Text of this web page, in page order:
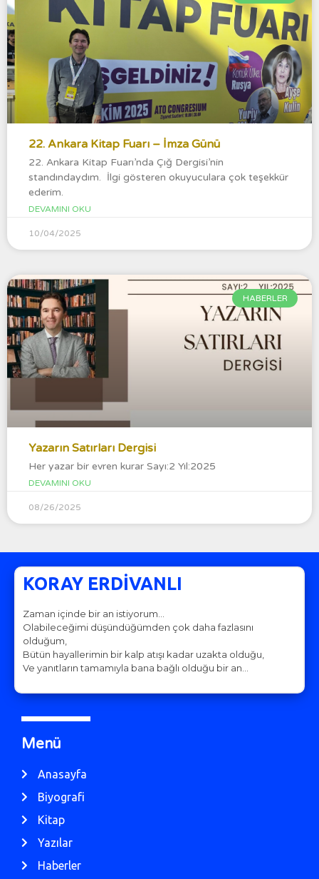
22. Ankara Kitap Fuarı – İmza Günü
22. Ankara Kitap Fuarı’nda Çığ Dergisi’nin
standındaydım. İlgi gösteren okuyuculara çok teşekkür
ederim.
DEVAMINI OKU
10/04/2025
HABERLER
Yazarın Satırları Dergisi
Her yazar bir evren kurar Sayı:2 Yıl:2025
DEVAMINI OKU
08/26/2025
KORAY ERDİVANLI
Zaman içinde bir an istiyorum…
Olabileceğimi düşündüğümden çok daha fazlasını
olduğum,
Bütün hayallerimin bir kalp atışı kadar uzakta olduğu,
Ve yanıtların tamamıyla bana bağlı olduğu bir an…
Menü
Anasayfa
Biyografi
Kitap
Yazılar
Haberler